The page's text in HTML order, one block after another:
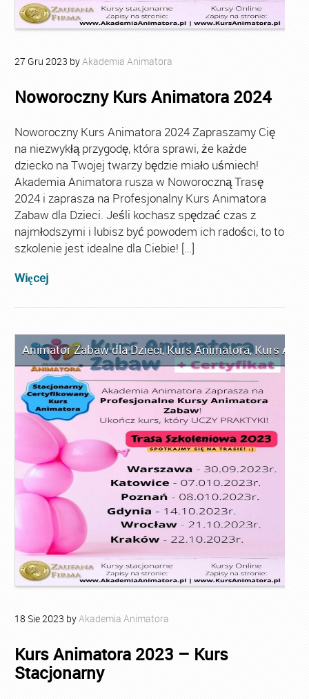
27 Gru 2023 byAkademia Animatora
Noworoczny Kurs Animatora 2024
Noworoczny Kurs Animatora 2024 Zapraszamy Cię
na niezwykłą przygodę, która sprawi, że każde
dziecko na Twojej twarzy będzie miało uśmiech!
Akademia Animatora rusza w Noworoczną Trasę
2024 i zaprasza na Profesjonalny Kurs Animatora
Zabaw dla Dzieci. Jeśli kochasz spędzać czas z
najmłodszymi i lubisz być powodem ich radości, to to
szkolenie jest idealne dla Ciebie! […]
Więcej
Animator Zabaw dla Dzieci,Kurs Animatora,Kurs
18 Sie2023 byAkademia Animatora
Kurs Animatora 2023 – Kurs
Stacjonarny